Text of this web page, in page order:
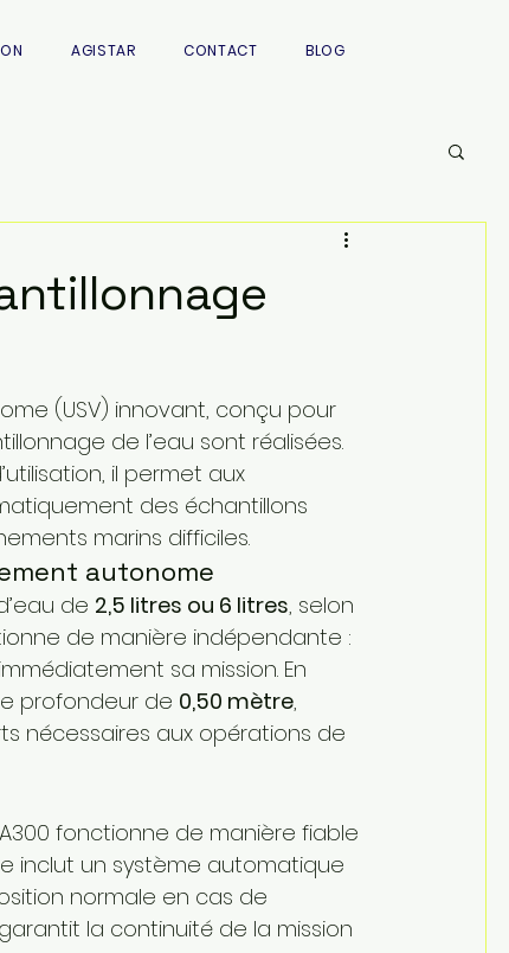
AGISTAR CONTACT BLOG
(USV) innovant, conçu pour
de l’eau sont réalisées.
il permet aux
des échantillons
marins difficiles.
autonome
de 2,5 litres ou 6 litres, selon
de manière indépendante :
sa mission. En
profondeur de 0,50 mètre,
nécessaires aux opérations de
A300 fonctionne de manière fiable
inclut un système automatique
normale en cas de
la continuité de la mission